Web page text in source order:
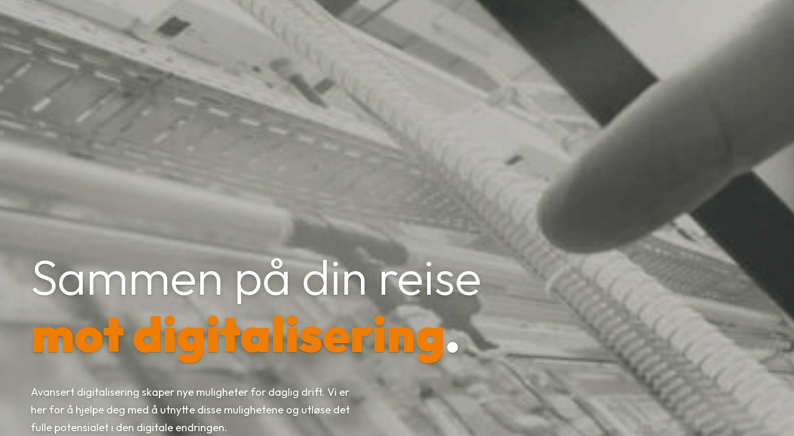
Sammen på din reise
mot digitalisering.
Avansert digitalisering skaper nye muligheter for daglig drift. Vi er
her for å hjelpe deg med å utnytte disse mulighetene og utløse det
fulle potensialet i den digitale endringen.